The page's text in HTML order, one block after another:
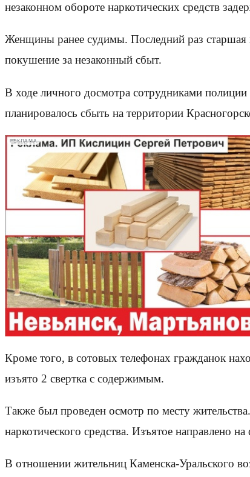
незаконном обороте наркотических средств
Женщины ранее судимы. Последний раз старшая
покушение за незаконный сбыт.
В ходе личного досмотра сотрудниками
планировалось сбыть на территории
РЕКЛАМА
Кроме того, в сотовых телефонах гражданок
изъято 2 свертка с содержимым.
Также был проведен осмотр по месту
наркотического средства. Изъятое направлено
В отношении жительниц Каменска-Уральского